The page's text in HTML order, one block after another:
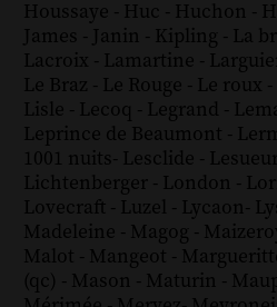
Houssaye - Huc - Huchon -
James - Janin - Kipling - La
Lacroix - Lamartine -
Le Braz - Le Rouge - Le roux -
Lisle - Lecoq - Legrand -
Leprince de Beaumont -
1001 nuits- Lesclide - Lesueur
Lichtenberger - London -
Lovecraft - Luzel - Lycaon-
Madeleine - Magog -
Malot - Mangeot -
(qc) - Mason - Maturin -